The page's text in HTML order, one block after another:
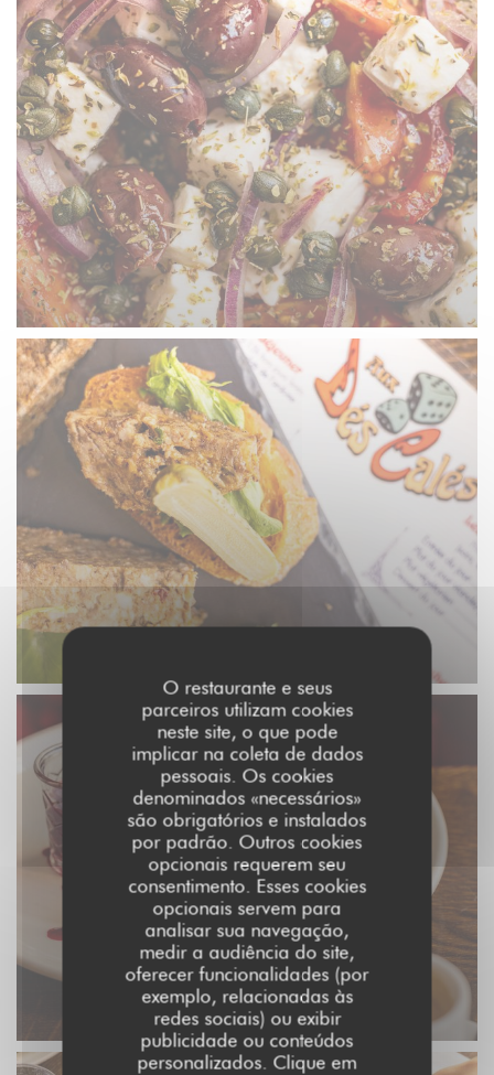
O restaurante e seus
parceiros utilizam cookies
neste site, o que pode
implicar na coleta de dados
pessoais. Os cookies
denominados «necessários»
são obrigatórios e instalados
por padrão. Outros cookies
opcionais requerem seu
consentimento. Esses cookies
opcionais servem para
analisar sua navegação,
medir a audiência do site,
oferecer funcionalidades (por
exemplo, relacionadas às
redes sociais) ou exibir
publicidade ou conteúdos
personalizados. Clique em